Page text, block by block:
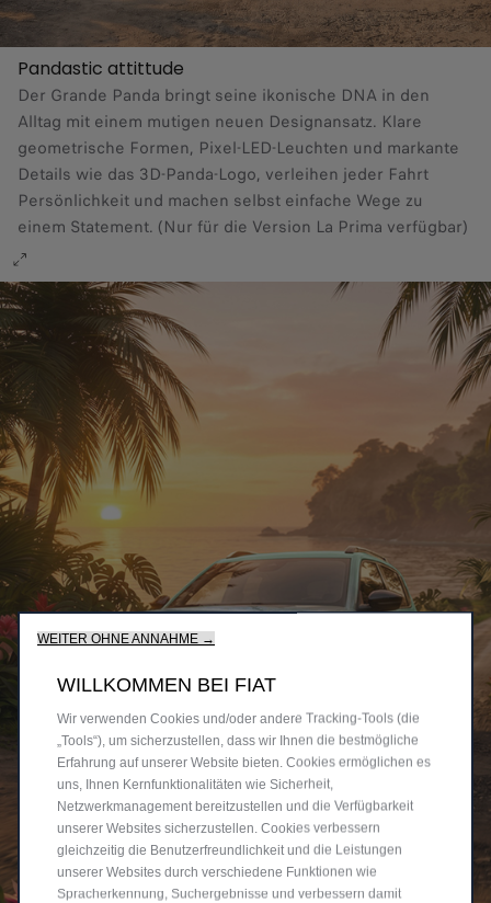
Pandastic attittude​
Der Grande Panda bringt seine ikonische DNA in den
Alltag mit einem mutigen neuen Designansatz. Klare
geometrische Formen, Pixel-LED-Leuchten und markante
Details wie das 3D-Panda-Logo, verleihen jeder Fahrt
Persönlichkeit und machen selbst einfache Wege zu
einem Statement. (Nur für die Version La Prima verfügbar)
WEITER OHNE ANNAHME →
WILLKOMMEN BEI FIAT
Wir verwenden Cookies und/oder andere Tracking-Tools (die
„Tools“), um sicherzustellen, dass wir Ihnen die bestmögliche
Erfahrung auf unserer Website bieten. Cookies ermöglichen es
uns, Ihnen Kernfunktionalitäten wie Sicherheit,
Netzwerkmanagement bereitzustellen und die Verfügbarkeit
unserer Websites sicherzustellen. Cookies verbessern
gleichzeitig die Benutzerfreundlichkeit und die Leistungen
unserer Websites durch verschiedene Funktionen wie
Spracherkennung, Suchergebnisse und verbessern damit